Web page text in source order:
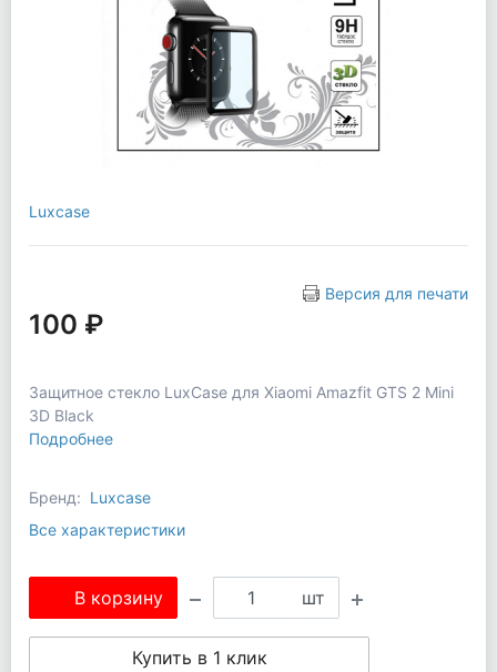
Luxcase
Версия для печати
100 ₽
Защитное стекло LuxCase для Xiaomi Amazfit GTS 2 Mini
3D Black
Подробнее
Бренд: Luxcase
Все характеристики
В корзину шт
Купить в 1 клик